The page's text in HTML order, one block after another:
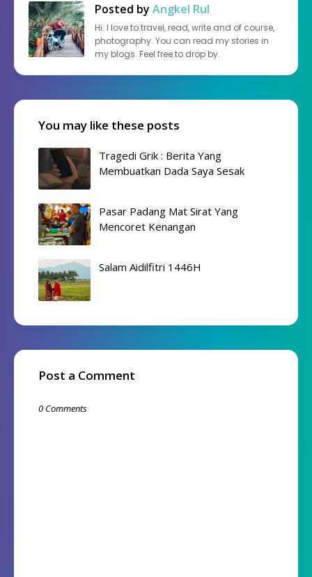
Posted by Angkel Rul
Hi. I love to travel, read, write and of course,
photography. You can read my stories in
my blogs. Feel free to drop by.
You may like these posts
Tragedi Grik : Berita Yang
Membuatkan Dada Saya Sesak
Pasar Padang Mat Sirat Yang
Mencoret Kenangan
Salam Aidilfitri 1446H
Post a Comment
0 Comments